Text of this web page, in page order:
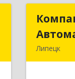
Липецк